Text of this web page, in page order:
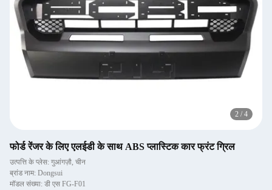
2 / 4
फोर्ड रेंजर के लिए एलईडी के साथ ABS प्लास्टिक कार फ्रंट ग्रिल
उत्पत्ति के प्लेस: गुआंगज़ौ, चीन
ब्रांड नाम: Dongsui
मॉडल संख्या: डी एस FG-F01